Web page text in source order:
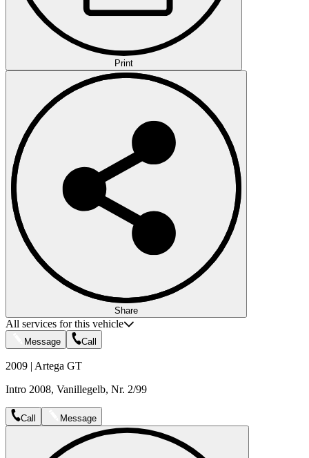
Print
Share
All services for this vehicle
Message Call
2009 | Artega GT
Intro 2008, Vanillegelb, Nr. 2/99
Call Message